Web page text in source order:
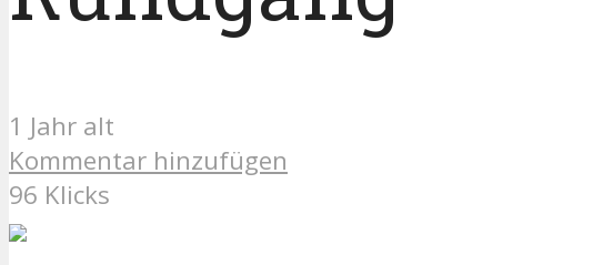
1 Jahr alt
Kommentar hinzufügen
96 Klicks